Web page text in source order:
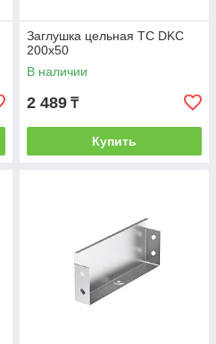
Заглушка цельная ТС DKC
200х50
В наличии
2 489 ₸
Купить